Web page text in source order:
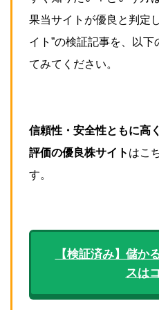
果当サイトが優良と判定
イト”の検証記事を、以
てみてください。
信頼性・安全性ともに高
評価の優良株サイト はこ
す。
【検証済み】儲か
スは